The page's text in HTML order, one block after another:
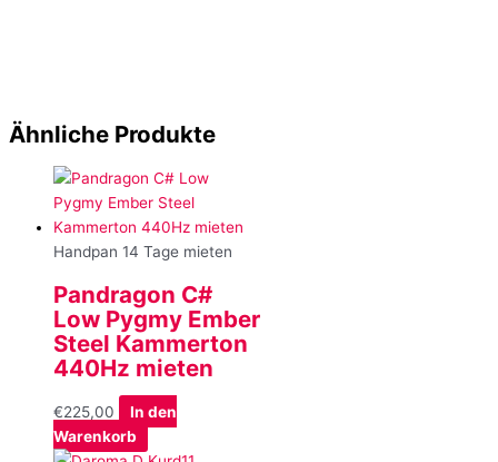
Ähnliche Produkte
Handpan 14 Tage mieten
Pandragon C#
Low Pygmy Ember
Steel Kammerton
440Hz mieten
€225,00
In den
Warenkorb